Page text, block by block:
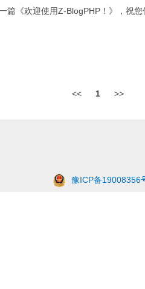
篇《欢迎使用Z-BlogPHP！》，祝
<< 1 >>
豫ICP备19008356